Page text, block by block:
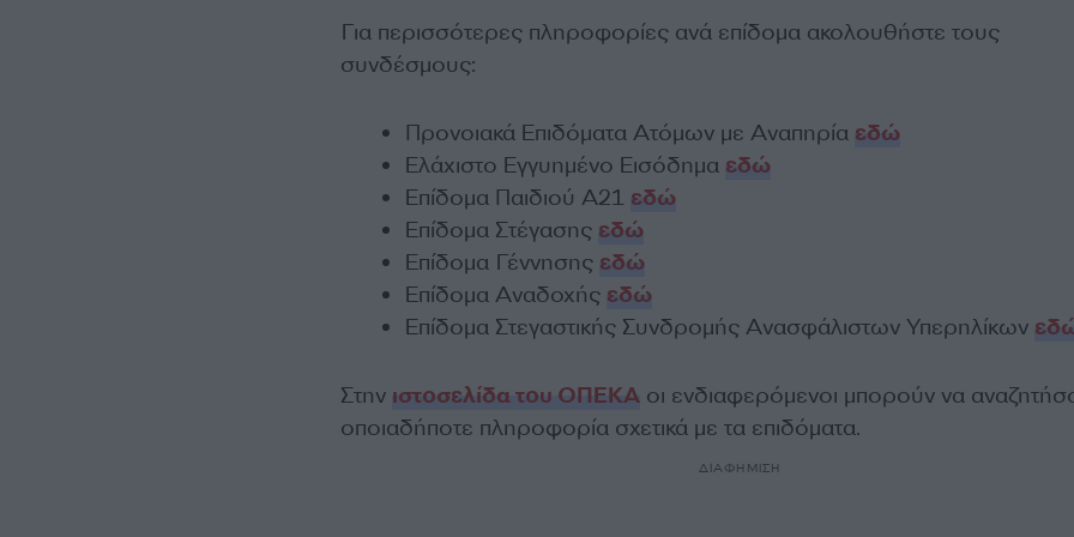
Για περισσότερες πληροφορίες ανά επίδομα ακολουθήστε τους
συνδέσμους:
Προνοιακά Επιδόματα Ατόμων με Αναπηρία εδώ
Ελάχιστο Εγγυημένο Εισόδημα εδώ
Επίδομα Παιδιού Α21 εδώ
Επίδομα Στέγασης εδώ
Επίδομα Γέννησης εδώ
Επίδομα Αναδοχής εδώ
Επίδομα Στεγαστικής Συνδρομής Ανασφάλιστων Υπερηλίκων
Στην ιστοσελίδα του ΟΠΕΚΑοι ενδιαφερόμενοι μπορούν να
οποιαδήποτε πληροφορία σχετικά με τα επιδόματα.
ΔΙΑΦΗΜΙΣΗ